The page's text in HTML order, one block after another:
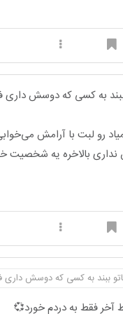
به کسی که دوسش
رو لبت با آرامش
بالاخره یه شخصیت
ببند به کسی که دوسش